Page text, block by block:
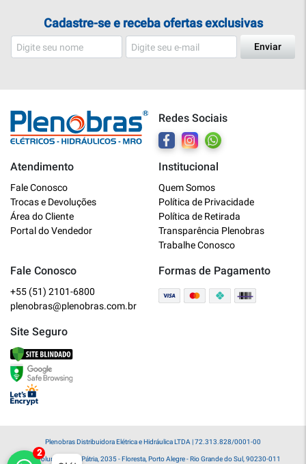
Cadastre-se e receba ofertas exclusivas
Enviar
Redes Sociais
Atendimento
Fale Conosco
Trocas e Devoluções
Área do Cliente
Portal do Vendedor
Institucional
Quem Somos
Política de Privacidade
Política de Retirada
Transparência Plenobras
Trabalhe Conosco
Fale Conosco
+55 (51) 2101-6800
plenobras@plenobras.com.br
Formas de Pagamento
Site Seguro
Plenobras Distribuidora Elétrica e Hidráulica LTDA | 72.313.828/0001-00
Av. Voluntários da Pátria, 2035 - Floresta, Porto Alegre - Rio Grande do Sul, 90230-011
Online
Bem vindo a Plenobras! Aqui você
encontra toda a linha de materiais
O que você deseja?
Dúvidas técnicas sobre produtos